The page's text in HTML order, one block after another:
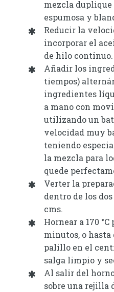
mezcla duplique
espumosa y
Reducir la
incorporar el
de hilo continuo.
Añadir los
tiempos)
ingredientes
a mano con
utilizando un
velocidad muy
teniendo
la mezcla para
quede
Verter la
dentro de los
cms.
Hornear a 170
minutos, o
palillo en el
salga limpio y
Al salir del
sobre una rejilla